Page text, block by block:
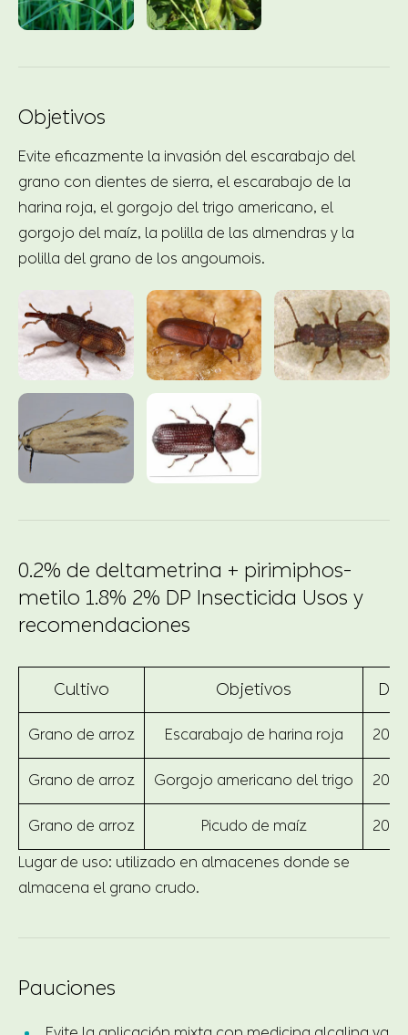
Objetivos
Evite eficazmente la invasión del escarabajo del
grano con dientes de sierra, el escarabajo de la
harina roja, el gorgojo del trigo americano, el
gorgojo del maíz, la polilla de las almendras y la
polilla del grano de los angoumois.
0.2% de deltametrina + pirimiphos-
metilo 1.8% 2% DP Insecticida Usos y
recomendaciones
Cultivo Objetivos
Grano de arroz Escarabajo de harina roja
Grano de arroz Gorgojo americano del trigo
Grano de arroz Picudo de maíz
Lugar de uso: utilizado en almacenes donde se
almacena el grano crudo.
Pauciones